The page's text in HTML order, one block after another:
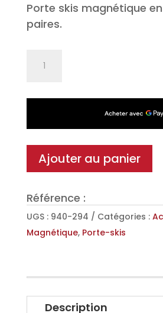
Porte skis magnétique
paires.
aluminium
3
ou
2
surfs
Ajouter au panier
Référence :
UGS : 940-294 Catégories :
Magnétique, Porte-skis
Description